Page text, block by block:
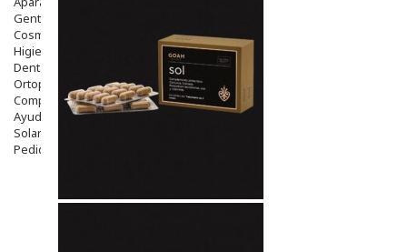
Gente Mayor
Cosmética
Higiene
Dentales
Ortopedia
Complementos Nutricionales.
Ayudas
Solares
Pedido express